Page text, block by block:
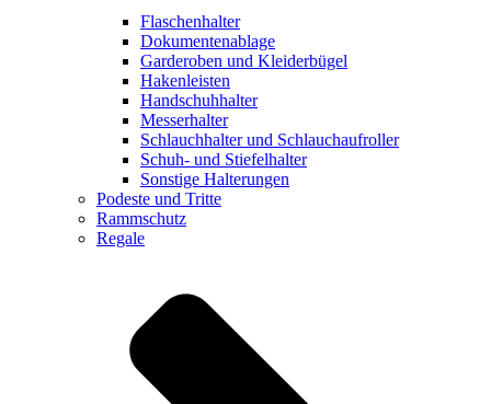
Flaschenhalter
Dokumentenablage
Garderoben und Kleiderbügel
Hakenleisten
Handschuhhalter
Messerhalter
Schlauchhalter und Schlauchaufroller
Schuh- und Stiefelhalter
Sonstige Halterungen
Podeste und Tritte
Rammschutz
Regale